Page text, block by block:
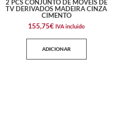
2 PCS CONJUNTO DE MÓVEIS DE
TV DERIVADOS MADEIRA CINZA
CIMENTO
155,75€ IVA incluido
ADICIONAR